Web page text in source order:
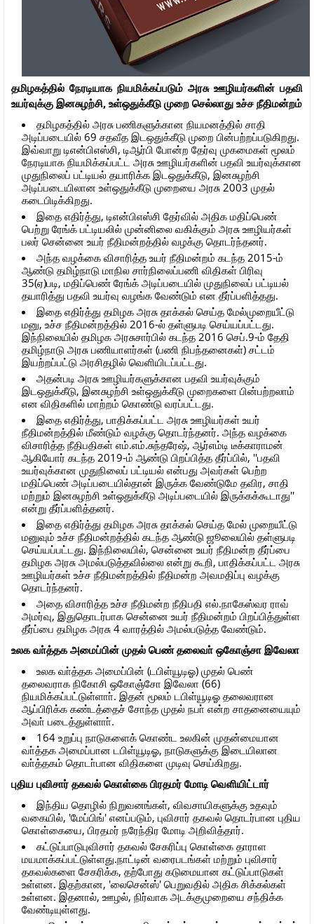
தமிழகத்தில் நேரடியாக நியமிக்கப்படும் அரசு ஊழியர்களின் பதவி
உயர்வுக்கு இனசுழற்சி, உள்ஒதுக்கீடு முறை செல்லாது உச்ச நீதிமன்றம்
தமிழகத்தில் அரசு பணிகளுக்கான நியமனத்தில் சாதி
அடிப்படையில் 69 சதவீத இடஒதுக்கீடு முறை பின்பற்றப்படுகிறது.
இவ்வாறு டிஎன்பிஎஸ்சி, டிஆர்பி போன்ற தேர்வு முகமைகள் மூலம்
நேரடியாக நியமிக்கப்பட்ட அரசு ஊழியர்களின் பதவி உயர்வுக்கான
முதுநிலைப் பட்டியல் தயாரிக்க இடஒதுக்கீடு, இனசுழற்சி
அடிப்படையிலான உள்ஒதுக்கீடு முறையை அரசு 2003 முதல்
கடைபிடிக்கிறது.
இதை எதிர்த்து, டிஎன்பிஎஸ்சி தேர்வில் அதிக மதிப்பெண்
பெற்று ரேங்க் பட்டியலில் முன்னிலை வகிக்கும் அரசு ஊழியர்கள்
பலர் சென்னை உயர் நீதிமன்றத்தில் வழக்கு தொடர்ந்தனர்.
அந்த வழக்கை விசாரித்த உயர் நீதிமன்றம் கடந்த 2015-ம்
ஆண்டு தமிழ்நாடு மாநில சார்நிலைப்பணி விதிகள் பிரிவு
35(ஏ)படி, மதிப்பெண் ரேங்க் அடிப்படையில் முதுநிலைப் பட்டியல்
தயாரித்து பதவி உயர்வு வழங்க வேண்டும் என தீர்ப்பளித்தது.
இதை எதிர்த்து தமிழக அரசு தாக்கல் செய்த மேல்முறையீட்டு
மனு, உச்ச நீதிமன்றத்தில் 2016-ல் தள்ளுபடி செய்யப்பட்டது.
இந்நிலையில் தமிழக அரசுசார்பில் கடந்த 2016 செப்.9-ம் தேதி
தமிழ்நாடு அரசு பணியாளர்கள் (பணி நிபந்தனைகள்) சட்டம்
இயற்றப்பட்டு அரசிதழில் வெளியிடப்பட்டது.
அதன்படி அரசு ஊழியர்களுக்கான பதவி உயர்வுக்கும்
இடஒதுக்கீடு, இனசுழற்சி உள்ஒதுக்கீடு முறைகளை பின்பற்றலாம்
என விதிகளில் மாற்றம் கொண்டு வரப்பட்டது.
இதை எதிர்த்து, பாதிக்கப்பட்ட அரசு ஊழியர்கள் உயர்
நீதிமன்றத்தில் மீண்டும் வழக்கு தொடர்ந்தனர். அந்த வழக்கை
விசாரித்த நீதிபதிகள் எம்.எம்.சுந்தரேஷ், ஆர்எம்டி டீக்காராமன்
ஆகியோர் கடந்த 2019-ம் ஆண்டு பிறப்பித்த தீர்ப்பில், ''பதவி
உயர்வுக்கான முதுநிலைப் பட்டியல் என்பது அவர்கள் பெற்ற
மதிப்பெண் அடிப்படையில்தான் இருக்க வேண்டுமே தவிர, சாதி
மற்றும் இனசுழற்சி உள்ஒதுக்கீடு அடிப்படையில் இருக்கக்கூடாது''
என்று தீர்ப்பளித்தனர்.
இதை எதிர்த்து தமிழக அரசு தாக்கல் செய்த மேல் முறையீட்டு
மனுவும் உச்ச நீதிமன்றத்தில் கடந்த ஆண்டு ஜூலையில் தள்ளுபடி
செய்யப்பட்டது. இந்நிலையில், சென்னை உயர் நீதிமன்ற தீர்ப்பை
தமிழக அரசு அமல்படுத்தவில்லை என்று கூறி, பாதிக்கப்பட்ட அரசு
ஊழியர்கள் உச்ச நீதிமன்றத்தில் நீதிமன்ற அவமதிப்பு வழக்கு
தொடர்ந்தனர்.
அதை விசாரித்த உச்ச நீதிமன்ற நீதிபதி எல்.நாகேஸ்வர ராவ்
அமர்வு, இதுதொடர்பாக சென்னை உயர் நீதிமன்றம் பிறப்பித்துள்ள
தீர்ப்பை தமிழக அரசு 4 வாரத்தில் அமல்படுத்த வேண்டும்.
உலக வா்த்தக அமைப்பின் முதல் பெண் தலைவா் ஒகோஞ்சா இவேலா
உலக வா்த்தக அமைப்பின் (டபிள்யூடிஓ) முதல் பெண்
தலைவராக நிகோசி ஒகோஞ்சோ இவேலா (66)
நியமிக்கப்பட்டுள்ளாா். இதன் மூலம் டபிள்யூடிஓ தலைவரான
ஆப்பிரிக்க கண்டத்தைச் சோந்த முதல் நபா் என்ற சாதனையையும்
அவா் படைத்துள்ளாா்.
164 உறுப்பு நாடுகளைக் கொண்ட உலகின் முதன்மையான
வா்த்தக அமைப்பான டபிள்யூடிஓ, நாடுகளுக்கு இடையிலான
வா்த்தகம் தொடா்பான விதிகளை முடிவு செய்கிறது.
புதிய புவிசார் தகவல் கொள்கை பிரதமர் மோடி வெளியிட்டார்
இந்திய தொழில் நிறுவனங்கள், விவசாயிகளுக்கு உதவும்
வகையில், 'மேப்பிங்' எனப்படும், புவிசார் தகவல் தொடர்பான புதிய
கொள்கையை, பிரதமர் நரேந்திர மோடி அறிவித்தார்.
கட்டுப்பாடுபுவிசார் தகவல் சேகரிப்பு கொள்கை தாராள
மயமாக்கப்பட்டுள்ளது.நாட்டின் வரைபடங்கள் மற்றும் புவிசார்
தகவல்களை சேகரிக்க, தற்போது கடுமையான கட்டுப்பாடுகள்
உள்ளன. இதற்கான, 'லைசென்ஸ்' பெறுவதில் அதிக சிக்கல்கள்
உள்ளன. இதனால், ஊழல், நிர்வாக அடக்குமுறையை சந்திக்க
வேண்டியுள்ளது.